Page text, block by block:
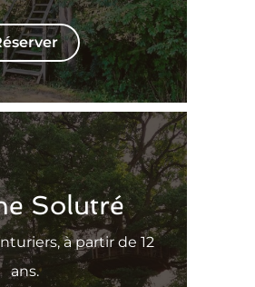
Solutré
à partir de 12
ans.